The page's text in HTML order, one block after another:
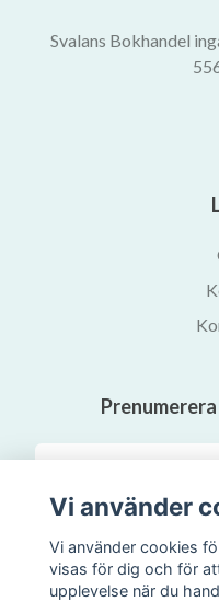
Svalans Bokhandel
Vi använder
Vi använder cookies
visas för dig och för
upplevelse när du